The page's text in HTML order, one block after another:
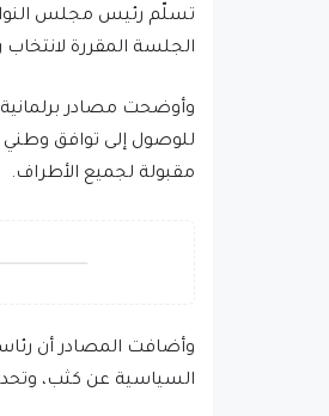
تسلّم رئيس مجلس النواب
الجلسة المقررة
وأوضحت مصادر
للوصول إلى توافق
مقبولة لجميع الأطراف.
وأضافت المصادر أن
السياسية عن كثب،